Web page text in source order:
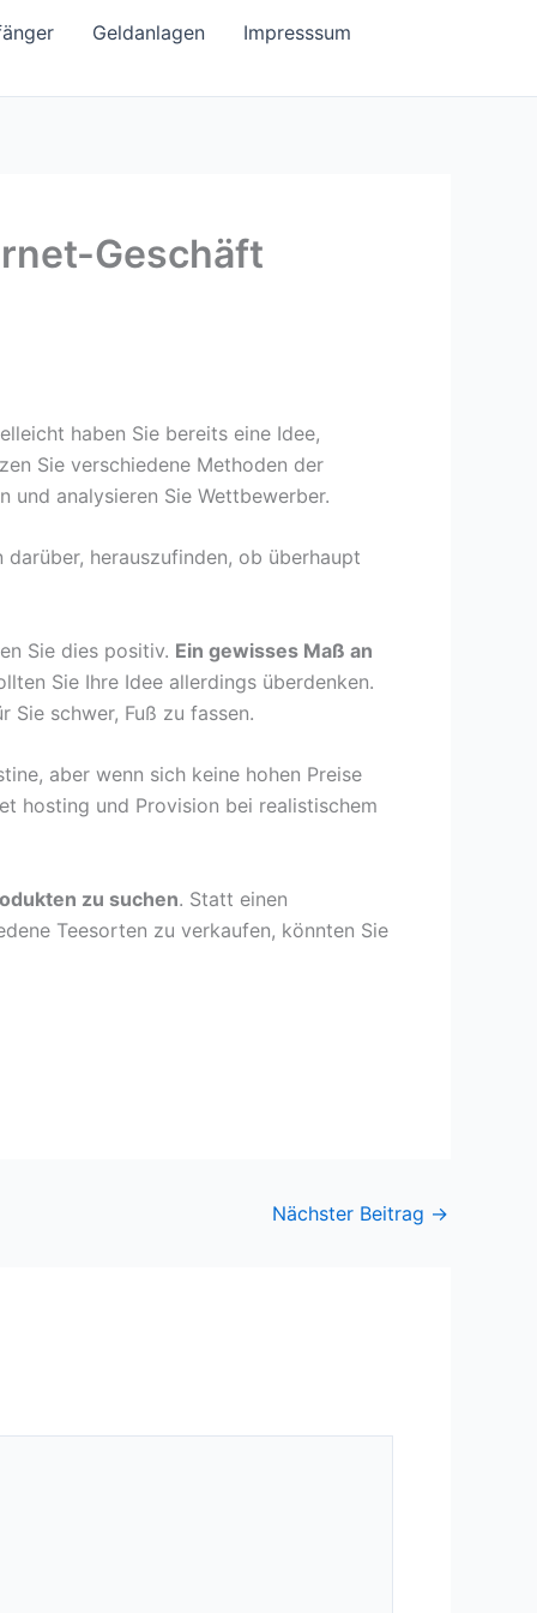
Geldanlagen Impresssum
Geschäft
haben Sie bereits eine Idee,
Sie verschiedene Methoden der
und analysieren Sie Wettbewerber.
herauszufinden, ob überhaupt
Sie dies positiv. Ein gewisses Maß an
Sie Ihre Idee allerdings überdenken.
schwer, Fuß zu fassen.
aber wenn sich keine hohen Preise
hosting und Provision bei realistischem
zu suchen. Statt einen
Teesorten zu verkaufen, könnten Sie
Nächster Beitrag →